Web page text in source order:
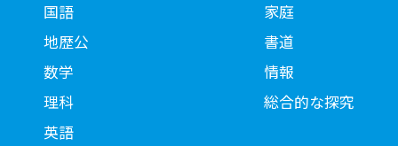
国語
地歴公
数学
理科
英語
家庭
書道
情報
総合的な探究